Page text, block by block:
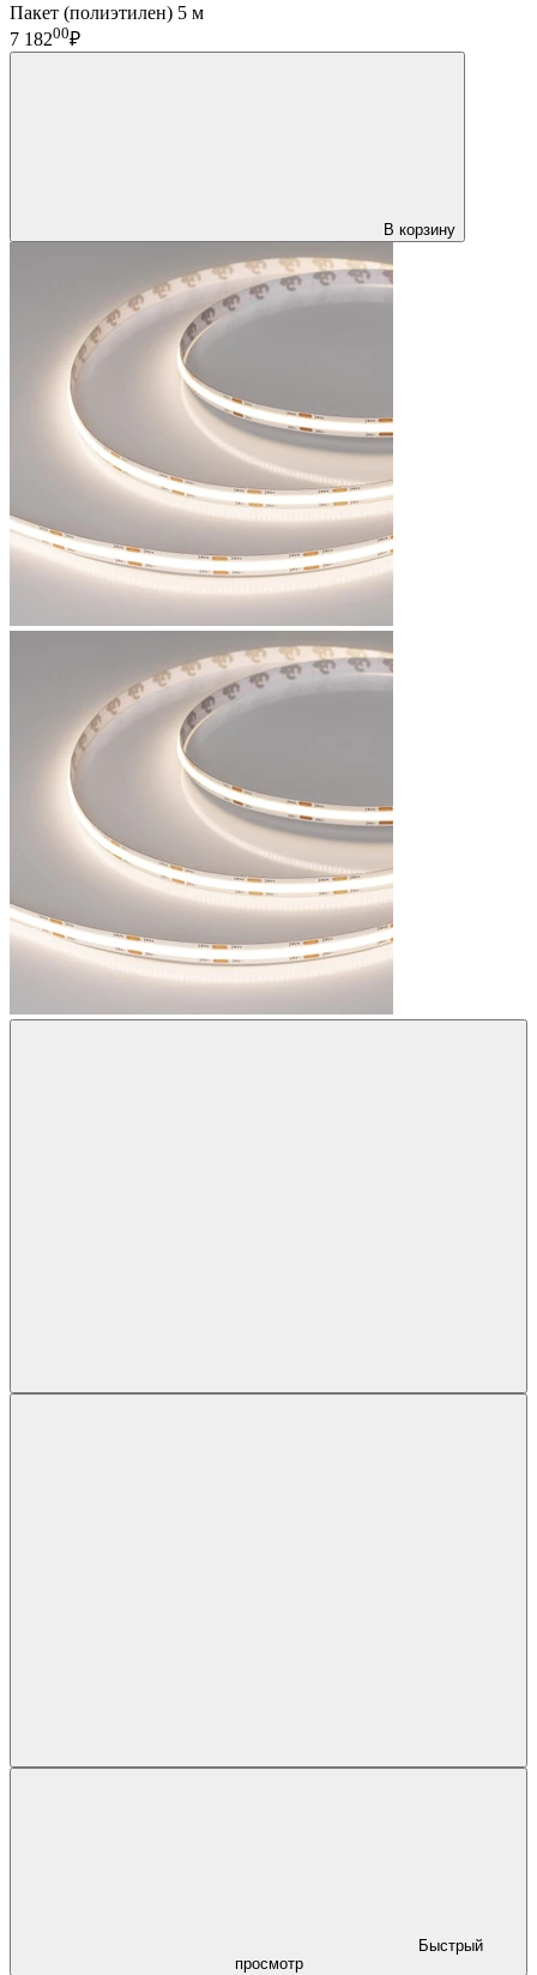
Пакет (полиэтилен) 5 м
7 18200₽
В корзину
Быстрый
просмотр